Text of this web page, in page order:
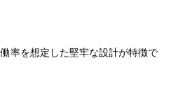
率を想定した堅牢な設計が特徴で